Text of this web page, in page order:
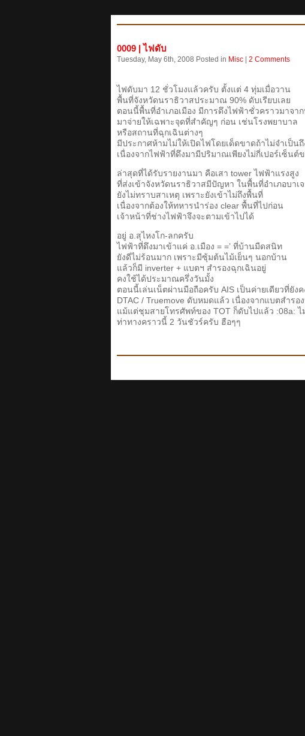
0009 | ไฟดับ
Tuesday, May 6th, 2008 Posted in Misc | 2 Comments
ไฟดับมา 12 ชั่วโมงแล้วครับ ตั้งแต่ 4 ทุ่มเมื่อวาน
พื้นที่จังหวัดนราธิวาสประมาณ 90% ดับเรียบเลย
ตอนนี้พื้นที่อำเภอเมือง มีการดึงไฟฟ้าชั่วคราวมาจา
มาจ่ายให้เฉพาะจุดที่สำคัญๆ ก่อน เช่นโรงพยาบาล
หรือสถานที่ฉุกเฉินต่างๆ
มีประกาศห้ามไม่ให้เปิดไฟโดยเด็ดขาดถ้าไม่จำเป็นถึ
เนื่องจากไฟฟ้าที่ดึงมามีปริมาณเพียงไม่กี่เปอร์เซ็นต์
ล่าสุดที่ได้รับรายงานมา คือเสา tower ไฟฟ้าแรงสูง
ที่ส่งเข้าจังหวัดนราธิวาสมีปัญหา ในพื้นที่อำเภอบาเจ
ยังไม่ทราบสาเหตุ เพราะยังเข้าไม่ถึงพื้นที่
เนื่องจากต้องให้ทหารนำร่อง clear พื้นที่ไปก่อน
เจ้าหน้าที่ช่างไฟฟ้าจึงจะตามเข้าไปได้
อยู่ อ.สุไหงโก-ลกครับ
ไฟฟ้าที่ดึงมาเข้าแค่ อ.เมือง = =’ ที่บ้านมืดสนิท
ยังดีไม่ร้อนมาก เพราะมีซุ้มต้นไม้เย็นๆ นอกบ้าน
แล้วก็มี inverter + แบตฯ สำรองฉุกเฉินอยู่
คงใช้ได้ประมาณครึ่งวันมั้ง
ตอนนี้เล่นเน็ตผ่านมือถือครับ AIS เป็นค่ายเดียวที่ยั
DTAC / Truemove ดับหมดแล้ว เนื่องจากแบตสำรอ
แม้แต่ชุมสายโทรศัพท์ของ TOT ก็ดับไปแล้ว :08a:
ท่าทางคราวนี้ 2 วันชัวร์ครับ ฮือๆๆ